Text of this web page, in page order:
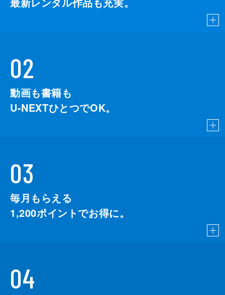
02
動画も書籍も
U-NEXTひとつでOK。
03
毎月もらえる
1,200ポイントでお得に。
04